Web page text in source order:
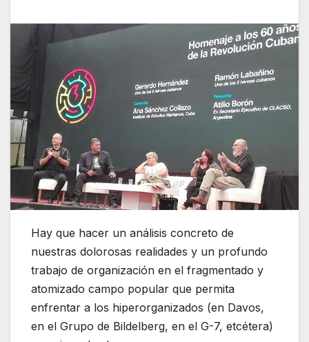
Hay que hacer un análisis concreto de
nuestras dolorosas realidades y un profundo
trabajo de organización en el fragmentado y
atomizado campo popular que permita
enfrentar a los hiperorganizados (en Davos,
en el Grupo de Bildelberg, en el G-7, etcétera)